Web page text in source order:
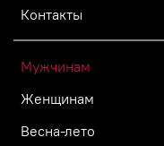
Контакты
Мужчинам
Женщинам
Весна-лето